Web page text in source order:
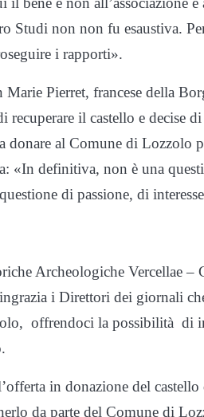
Studi non non fu esaustiva.
i rapporti».
Marie Pierret, francese della
recuperare il castello e decise
donare al Comune di Lozzolo
«In definitiva, non è una
di passione, di
Archeologiche Vercellae
i Direttori dei giornali
offrendoci la possibilità di
in donazione del
da parte del Comune di